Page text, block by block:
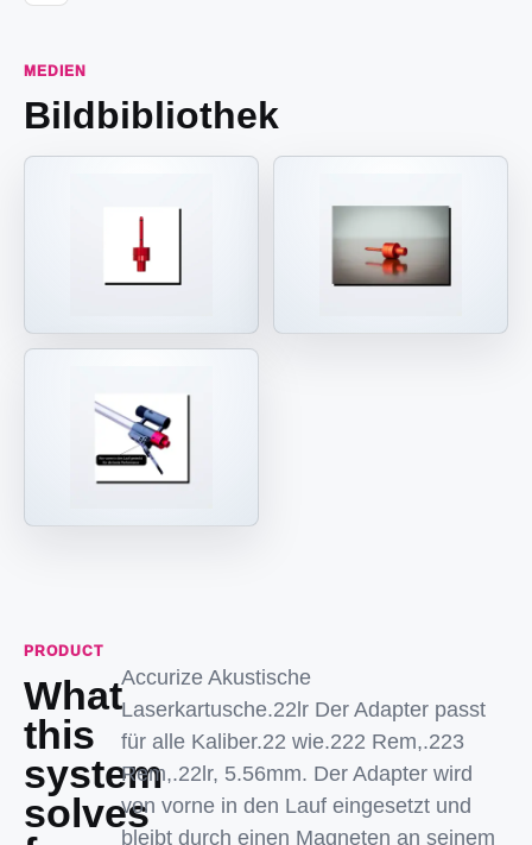
MEDIEN
Bildbibliothek
PRODUCT
What
this
system
solves
Accurize Akustische
Laserkartusche.22lr Der Adapter passt
für alle Kaliber.22 wie.222 Rem,.223
Rem,.22lr, 5.56mm. Der Adapter wird
von vorne in den Lauf eingesetzt und
bleibt durch einen Magneten an seinem